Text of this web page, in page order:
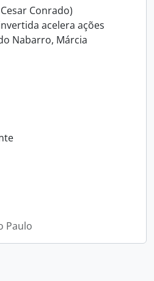
Conrado)
acelera ações
Nabarro, Márcia
Paulo